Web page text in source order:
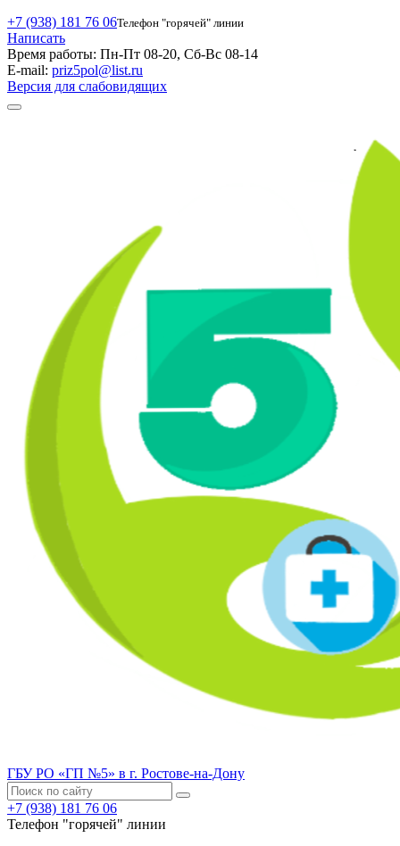
+7 (938) 181 76 06Телефон "горячей" линии
Написать
Время работы: Пн-Пт 08-20, Сб-Вс 08-14
E-mail: priz5pol@list.ru
Версия для слабовидящих
ГБУ РО «ГП №5» в г. Ростове-на-Дону
+7 (938) 181 76 06
Телефон "горячей" линии